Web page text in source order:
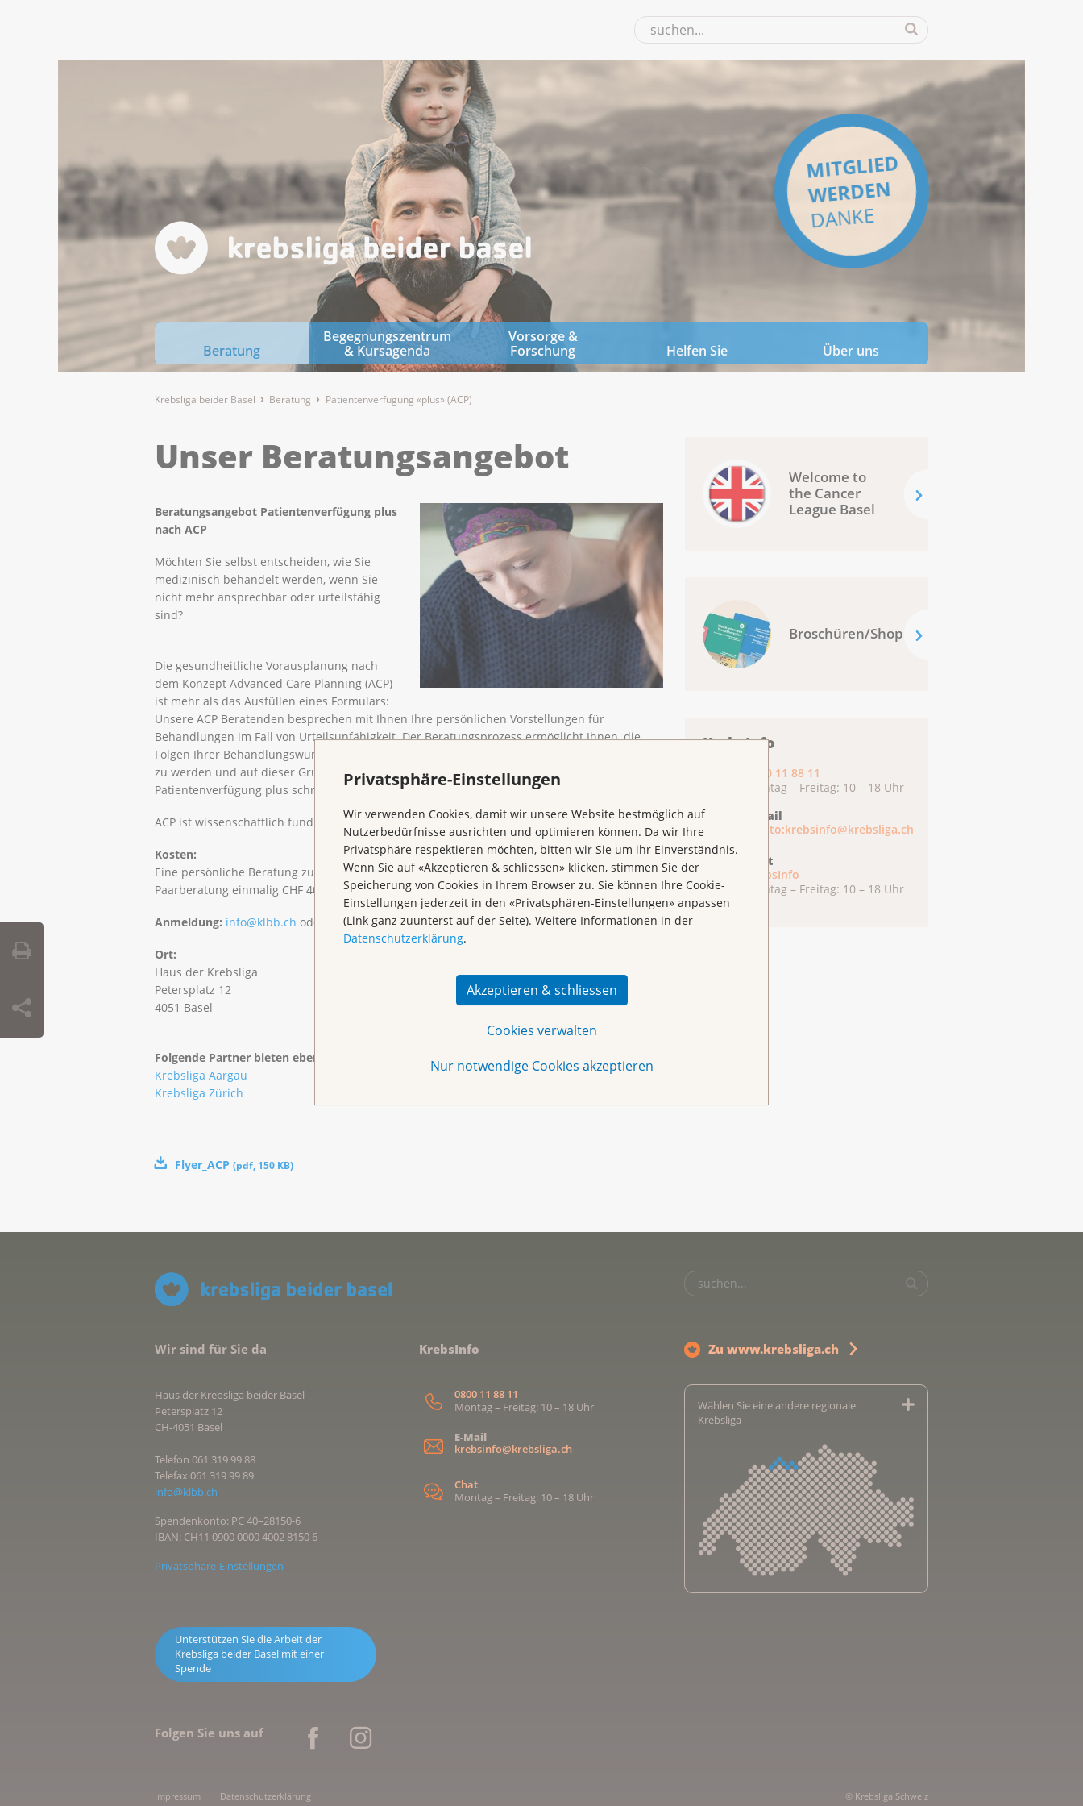
Privatsphäre-Einstellungen
Wir verwenden Cookies, damit wir unsere Website bestmöglich auf
Nutzerbedürfnisse ausrichten und optimieren können. Da wir Ihre
Privatsphäre respektieren möchten, bitten wir Sie um ihr Einverständnis.
Wenn Sie auf «Akzeptieren & schliessen» klicken, stimmen Sie der
Speicherung von Cookies in Ihrem Browser zu. Sie können Ihre Cookie-
Einstellungen jederzeit in den «Privatsphären-Einstellungen» anpassen
(Link ganz zuunterst auf der Seite). Weitere Informationen in der
Datenschutzerklärung.
Akzeptieren & schliessen
Cookies verwalten
Nur notwendige Cookies akzeptieren
MITGLIED
WERDEN
DANKE
Beratung
Begegnungszentrum
& Kursagenda
Vorsorge &
Forschung
Helfen Sie Über uns
Krebsliga beider Basel Beratung Patientenverfügung «plus» (ACP)
Unser Beratungsangebot
Beratungsangebot Patientenverfügung plus
nach ACP
Möchten Sie selbst entscheiden, wie Sie
medizinisch behandelt werden, wenn Sie
nicht mehr ansprechbar oder urteilsfähig
sind?
Die gesundheitliche Vorausplanung nach
dem Konzept Advanced Care Planning (ACP)
ist mehr als das Ausfüllen eines Formulars:
Unsere ACP Beratenden besprechen mit Ihnen Ihre persönlichen Vorstellungen für
Behandlungen im Fall von Urteilsunfähigkeit. Der Beratungsprozess ermöglicht Ihnen, die
Folgen Ihrer Behandlungswünsche zu verstehen, sich über deren Chancen und Risiken klar
zu werden und auf dieser Grundlage klare Entscheidungen zu treffen, die in einer
Patientenverfügung plus schriftlich festgehalten werden.
ACP ist wissenschaftlich fundiert und wird vom Bundesamt für Gesundheit (BAG) empfohlen.
Kosten:
Eine persönliche Beratung zur Patientenverfügung «plus» kostet einmalig CHF 250,-, eine
Paarberatung einmalig CHF 400,-.
Anmeldung: info@klbb.ch oder Tel. 061 319 99 88
Ort:
Haus der Krebsliga
Petersplatz 12
4051 Basel
Folgende Partner bieten ebenfalls ACP-Beratungen an:
Krebsliga Aargau
Krebsliga Zürich
Flyer_ACP (pdf, 150 KB)
Welcome to
the Cancer
League Basel
Broschüren/Shop
KrebsInfo
0800 11 88 11
Montag – Freitag: 10 – 18 Uhr
E-Mail
mailto:krebsinfo@krebsliga.ch
Chat
KrebsInfo
Montag – Freitag: 10 – 18 Uhr
Wir sind für Sie da
Haus der Krebsliga beider Basel
Petersplatz 12
CH-4051 Basel
Telefon 061 319 99 88
Telefax 061 319 99 89
info@klbb.ch
Spendenkonto: PC 40–28150-6
IBAN: CH11 0900 0000 4002 8150 6
Privatsphäre-Einstellungen
Unterstützen Sie die Arbeit der
Krebsliga beider Basel mit einer
Spende
KrebsInfo
0800 11 88 11
Montag – Freitag: 10 – 18 Uhr
E-Mail
krebsinfo@krebsliga.ch
Chat
Montag – Freitag: 10 – 18 Uhr
Zu www.krebsliga.ch
Wählen Sie eine andere regionale
Krebsliga
Folgen Sie uns auf
Impressum Datenschutzerklärung © Krebsliga Schweiz